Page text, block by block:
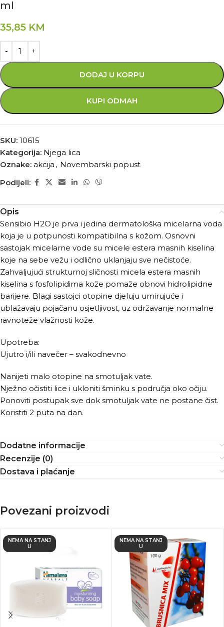
ml
35,85 KM
DODAJ U KORPU
KUPI ODMAH
SKU: 10615
Kategorija: Njega lica
Oznake: akcija , Novembarski popust
Podijeli:
Opis
Sensibio H2O je prva i jedina dermatološka micelarna voda
koja je u potpunosti kompatibilna s kožom. Osnovni
sastojak micelarne vode su micele estera masnih kiselina
koje na sebe vežu i odlično uklanjaju sve nečistoće.
Zahvaljujući strukturnoj sličnosti micela estera masnih
kiselina s fosfolipidima kože pomaže obnovi hidrolipidne
barijere. Blagi sastojci otopine djeluju umirujuće i
ublažavaju pojačanu osjetljivost, uz održavanje normalne
ravnoteže vlažnosti kože.
Upotreba:
Ujutro i/ili navečer – svakodnevno
Nanijeti malo otopine na smotuljak vate.
Nježno očistiti lice i ukloniti šminku s područja oko očiju.
Ponoviti postupak sve dok smotuljak vate ne postane čist.
Koristiti 2 puta na dan.
Dodatne informacije
Recenzije (0)
Dostava i plaćanje
Povezani proizvodi
NEMA NA STANJ
U
NEMA NA STANJ
U